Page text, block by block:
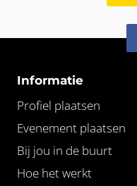
Informatie
Profiel plaatsen
Evenement plaatsen
Bij jou in de buurt
Hoe het werkt